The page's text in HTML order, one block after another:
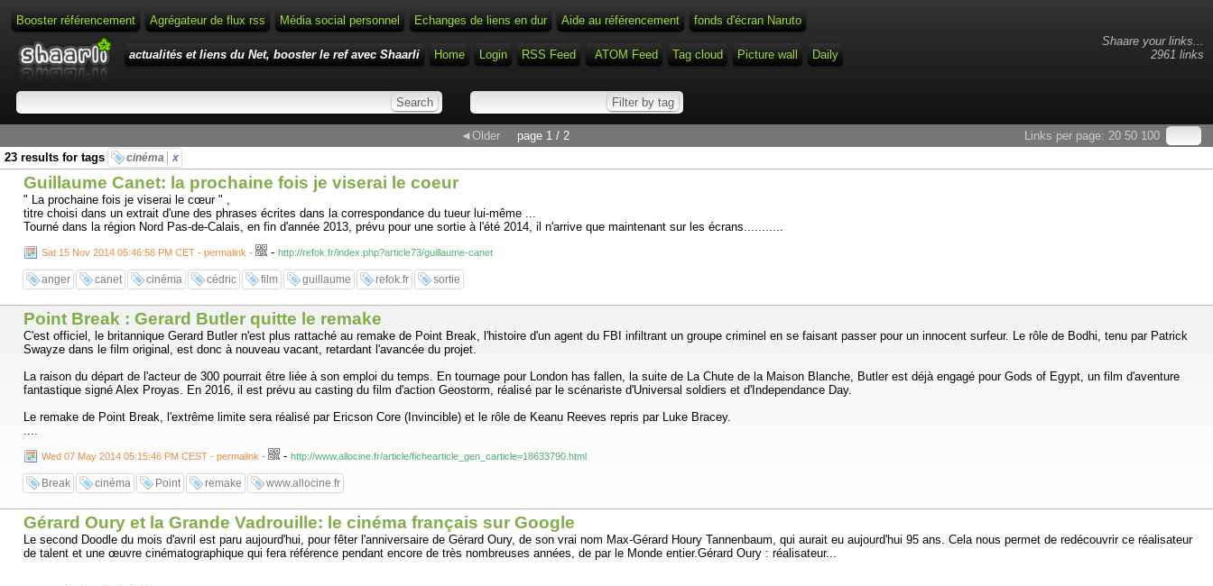
Booster référencement Agrégateur de flux rss Média social personnel Echanges de liens en dur Aide au référencement
fonds d'écran Naruto
Shaare your links...
2961 links
actualités et liens du Net, booster le ref avec Shaarli Home Login RSS Feed ATOM Feed Tag cloud Picture wall Daily
Links per page: 20 50 100
◄Older
page 1 / 2
23 results for tags
cinéma x
Guillaume Canet: la prochaine fois je viserai le coeur
" La prochaine fois je viserai le cœur " ,
titre choisi dans un extrait d'une des phrases écrites dans la correspondance du tueur lui-même ...
Tourné dans la région Nord Pas-de-Calais, en fin d'année 2013, prévu pour une sortie à l'été 2014, il n'arrive que maintenant sur les écrans...........
Sat 15 Nov 2014 05:46:58 PM CET - permalink - - http://refok.fr/index.php?article73/guillaume-canet
anger canet cinéma cédric film guillaume refok.fr sortie
Point Break : Gerard Butler quitte le remake
C'est officiel, le britannique Gerard Butler n'est plus rattaché au remake de Point Break, l'histoire d'un agent du FBI infiltrant un groupe criminel en se faisant passer pour un innocent surfeur. Le rôle de Bodhi, tenu par Patrick
Swayze dans le film original, est donc à nouveau vacant, retardant l'avancée du projet.
La raison du départ de l'acteur de 300 pourrait être liée à son emploi du temps. En tournage pour London has fallen, la suite de La Chute de la Maison Blanche, Butler est déjà engagé pour Gods of Egypt, un film d'aventure
fantastique signé Alex Proyas. En 2016, il est prévu au casting du film d'action Geostorm, réalisé par le scénariste d'Universal soldiers et d'Independance Day.
Le remake de Point Break, l'extrême limite sera réalisé par Ericson Core (Invincible) et le rôle de Keanu Reeves repris par Luke Bracey.
....
Wed 07 May 2014 05:15:46 PM CEST - permalink - - http://www.allocine.fr/article/fichearticle_gen_carticle=18633790.html
Break cinéma Point remake www.allocine.fr
Gérard Oury et la Grande Vadrouille: le cinéma français sur Google
Le second Doodle du mois d'avril est paru aujourd'hui, pour fêter l'anniversaire de Gérard Oury, de son vrai nom Max-Gérard Houry Tannenbaum, qui aurait eu aujourd'hui 95 ans. Cela nous permet de redécouvrir ce réalisateur
de talent et une œuvre cinématographique qui fera référence pendant encore de très nombreuses années, de par le Monde entier.Gérard Oury : réalisateur...